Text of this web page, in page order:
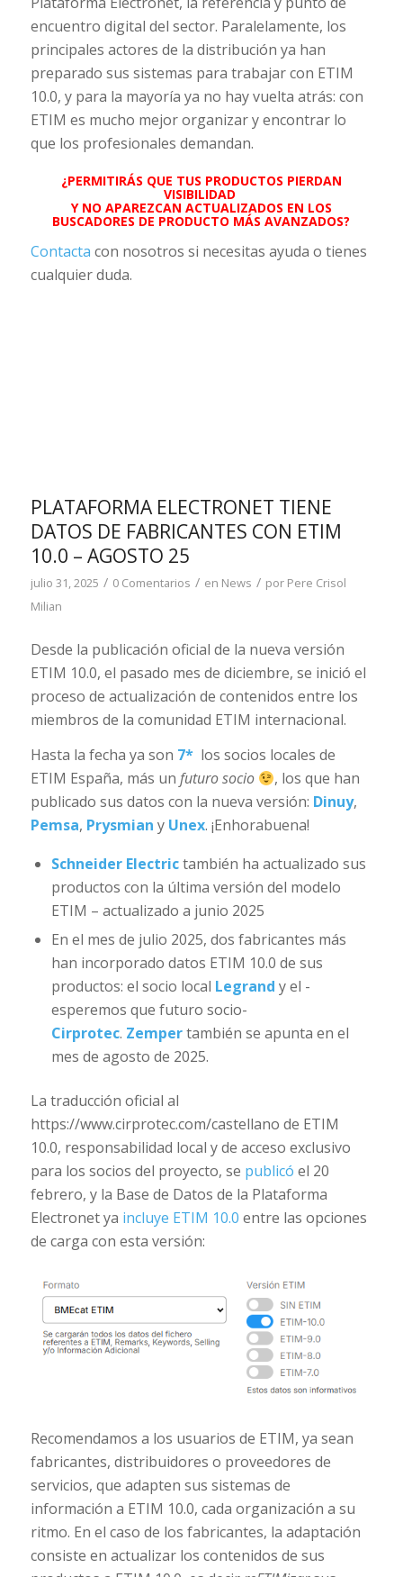
encuentro digital del sector. Paralelamente, los
principales actores de la distribución ya han
preparado sus sistemas para trabajar con ETIM
10.0, y para la mayoría ya no hay vuelta atrás: con
ETIM es mucho mejor organizar y encontrar lo
que los profesionales demandan.
¿PERMITIRÁS QUE TUS PRODUCTOS PIERDAN
VISIBILIDAD
Y NO APAREZCAN ACTUALIZADOS EN LOS
BUSCADORES DE PRODUCTO MÁS AVANZADOS?
Contacta con nosotros si necesitas ayuda o tienes
cualquier duda.
PLATAFORMA ELECTRONET TIENE
DATOS DE FABRICANTES CON ETIM
10.0 – AGOSTO 25
julio 31, 2025 / 0 Comentarios / en News / por Pere Crisol
Milian
Desde la publicación oficial de la nueva versión
ETIM 10.0, el pasado mes de diciembre, se inició el
proceso de actualización de contenidos entre los
miembros de la comunidad ETIM internacional.
Hasta la fecha ya son 7* los socios locales de
ETIM España, más un futuro socio
, los que han
publicado sus datos con la nueva versión: Dinuy,
Pemsa, Prysmian y Unex. ¡Enhorabuena!
Schneider Electrictambién ha actualizado sus
productos con la última versión del modelo
ETIM – actualizado a junio 2025
En el mes de julio 2025, dos fabricantes más
han incorporado datos ETIM 10.0 de sus
productos: el socio local Legrand y el -
esperemos que futuro socio-
Cirprotec. Zempertambién se apunta en el
mes de agosto de 2025.
La traducción oficial al
https://www.cirprotec.com/castellano de ETIM
10.0, responsabilidad local y de acceso exclusivo
para los socios del proyecto, se publicó el 20
febrero, y la Base de Datos de la Plataforma
Electronet ya incluye ETIM 10.0 entre las opciones
de carga con esta versión:
Recomendamos a los usuarios de ETIM, ya sean
fabricantes, distribuidores o proveedores de
servicios, que adapten sus sistemas de
información a ETIM 10.0, cada organización a su
ritmo. En el caso de los fabricantes, la adaptación
consiste en actualizar los contenidos de sus